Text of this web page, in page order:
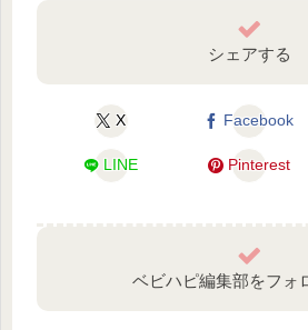
シェアする
X Facebook
LINE Pinterest
ベビハピ編集部をフォ